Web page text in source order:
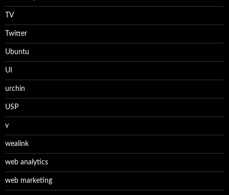
TV
Twitter
Ubuntu
UI
urchin
USP
v
wealink
web analytics
web marketing